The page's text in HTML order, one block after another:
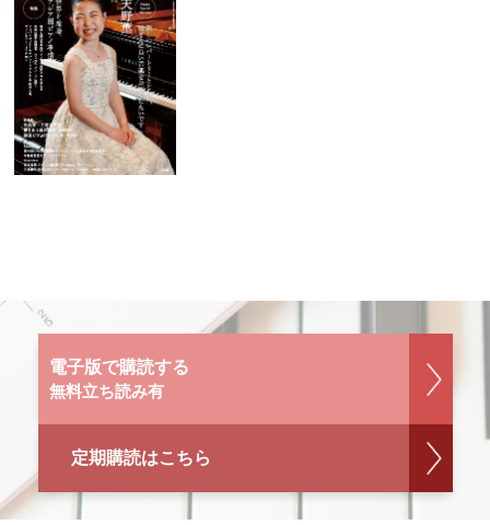
電子版で購読する
無料立ち読み有
定期購読はこちら